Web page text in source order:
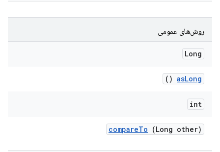
روش‌های عمومی
Long
asLong
()
int
compareTo (Long other)